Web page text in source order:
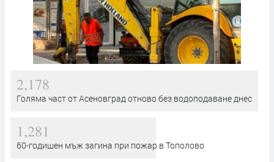
2,178
Голяма част от Асеновград отново без водоподаване днес
1,281
60-годишен мъж загина при пожар в Тополово